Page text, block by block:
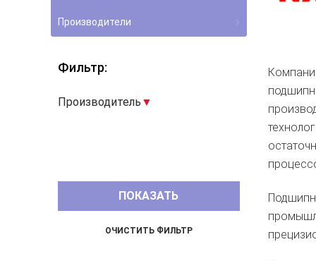
Производители
Фильтр:
Производитель